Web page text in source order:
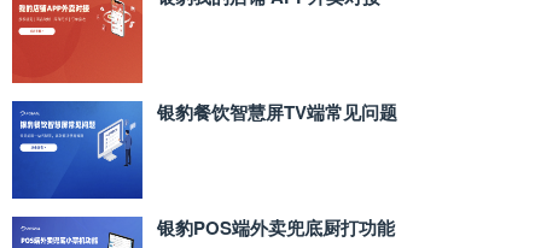
银豹餐饮智慧屏TV端常见问题
银豹POS端外卖兜底厨打功能